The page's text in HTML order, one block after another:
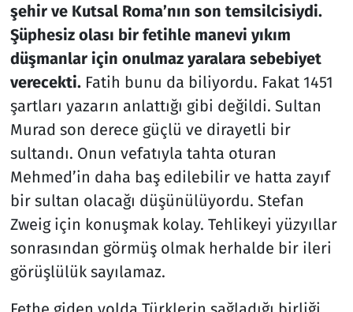
şehir ve Kutsal Roma’nın son temsilcisiydi.
Şüphesiz olası bir fetihle manevi yıkım
düşmanlar için onulmaz yaralara sebebiyet
verecekti.Fatih bunu da biliyordu. Fakat 1451
şartları yazarın anlattığı gibi değildi. Sultan
Murad son derece güçlü ve dirayetli bir
sultandı. Onun vefatıyla tahta oturan
Mehmed’in daha baş edilebilir ve hatta zayıf
bir sultan olacağı düşünülüyordu. Stefan
Zweig için konuşmak kolay. Tehlikeyi yüzyıllar
sonrasından görmüş olmak herhalde bir ileri
görüşlülük sayılamaz.